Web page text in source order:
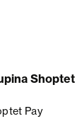
Shoptet
Pay